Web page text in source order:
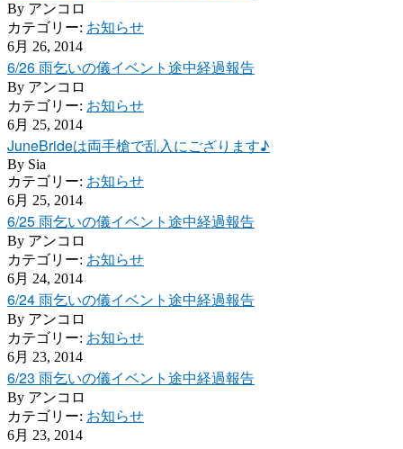
By アンコロ
カテゴリー: お知らせ
6月 26, 2014
6/26 雨乞いの儀イベント途中経過報告
By アンコロ
カテゴリー: お知らせ
6月 25, 2014
JuneBrideは両手槍で乱入にござります♪
By Sia
カテゴリー: お知らせ
6月 25, 2014
6/25 雨乞いの儀イベント途中経過報告
By アンコロ
カテゴリー: お知らせ
6月 24, 2014
6/24 雨乞いの儀イベント途中経過報告
By アンコロ
カテゴリー: お知らせ
6月 23, 2014
6/23 雨乞いの儀イベント途中経過報告
By アンコロ
カテゴリー: お知らせ
6月 23, 2014